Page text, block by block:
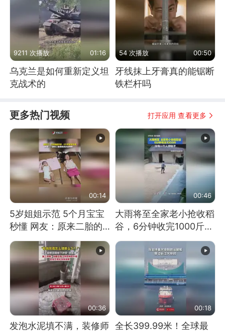
9211 次播放 01:16
乌克兰是如何重新定义坦
克战术的
54 次播放 00:50
牙线抹上牙膏真的能锯断
铁栏杆吗
更多热门视频 打开应用 查看更多
00:14
5岁姐姐示范 5个月宝宝
秒懂 网友：原来二胎的
快乐长这样
00:46
大雨将至全家老小抢收稻
谷，6分钟收完1000斤，
没有一个人掉链子
00:36
发泡水泥填不满，装修师
00:18
全长399.99米！全球最